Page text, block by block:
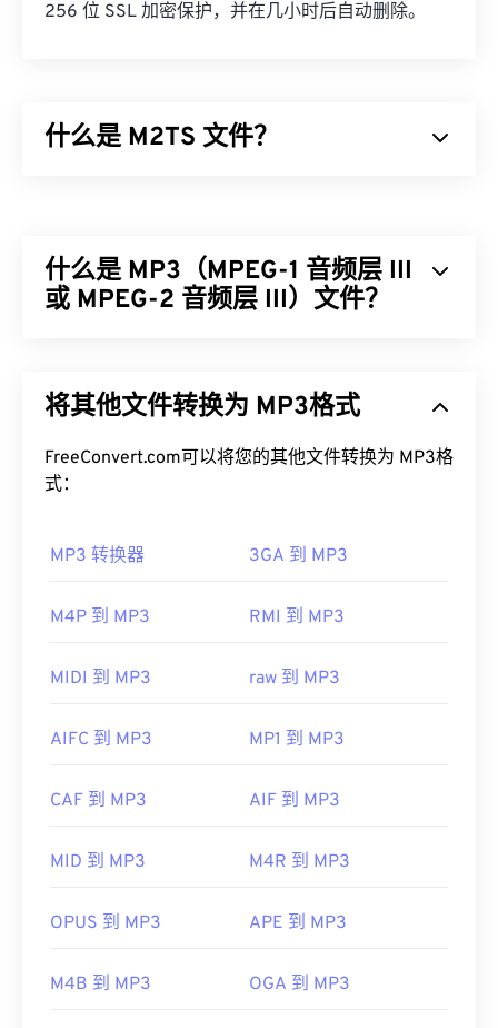
256 位 SSL 加密保护，并在几小时后自动删除。
什么是 M2TS 文件？
用。它还支持通过互联网进行流媒体内容传输。
VLC 媒体播放器或Picture Motion 浏览器软件
Linux 或 Mac OS X 上，使用
VLC 媒体播放器
M2TS 支持章节、字幕、副标题、元数据标签和菜
单。
的“2”，使其成为 MTS。更多详细信息，请参阅
LifeWire.com 此
上第一个“说明”中的
以解决任何兼容性问题。
有用的链接：
https://www.lifewire.com/m2ts-file
什么是 MP3（MPEG-1 音频层 III
或 MPEG-2 音频层 III）文件？
的文件，以便进行数字存储和传输。MP3 文件是消
MP3文件易于存储和共享，因此受众广泛。
由于 MP3 文件非常流行，大多数主流音频播放程序
Media Player中打开它，具体取决于您首选的平台。
另一个可以打开 MP3 文件的程序是VLC 媒体播放
名。它们是Masterpoint 绿点数据 （已过时）和
以比特币支付赎金的恶意软件，但幸运的是，它现已
制定者：
运动图像专家组
首次发行： 1993年
https://en.wikipedia.org/wiki/MP3
将其他文件转换为 MP3格式
FreeConvert.com可以将您的其他文件转换为 MP3格
式：
MP3 转换器 3GA 到 MP3
M4P 到 MP3 RMI 到 MP3
MIDI 到 MP3 raw 到 MP3
AIFC 到 MP3 MP1 到 MP3
CAF 到 MP3 AIF 到 MP3
MID 到 MP3 M4R 到 MP3
OPUS 到 MP3 APE 到 MP3
M4B 到 MP3 OGA 到 MP3